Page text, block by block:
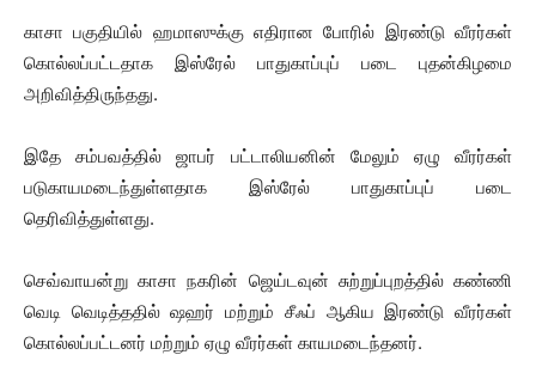
காசா பகுதியில் ஹமாஸுக்கு எதிரான போரில் இரண்டு வீரர்கள்
கொல்லப்பட்டதாக இஸ்ரேல் பாதுகாப்புப் படை புதன்கிழமை
அறிவித்திருந்தது.
இதே சம்பவத்தில் ஜாபர் பட்டாலியனின் மேலும் ஏழு வீரர்கள்
படுகாயமடைந்துள்ளதாக இஸ்ரேல் பாதுகாப்புப் படை
தெரிவித்துள்ளது.
செவ்வாயன்று காசா நகரின் ஜெய்டவுன் சுற்றுப்புறத்தில் கண்ணி
வெடி வெடித்ததில் ஷஹர் மற்றும் சீஃப் ஆகிய இரண்டு வீரர்கள்
கொல்லப்பட்டனர் மற்றும் ஏழு வீரர்கள் காயமடைந்தனர்.